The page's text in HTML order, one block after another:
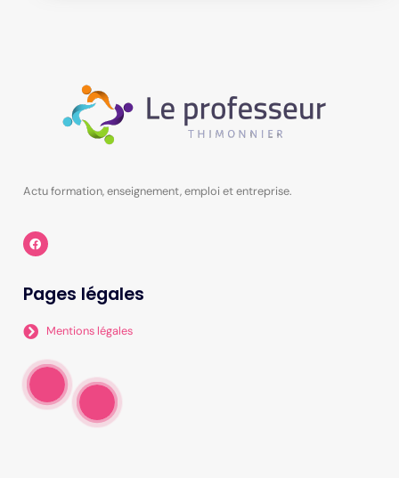
Actu formation, enseignement, emploi et entreprise.
Pages légales
Mentions légales